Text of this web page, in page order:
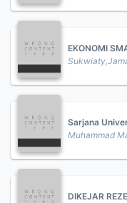
EKONOMI
Sarjana
Muhammad
DIKEJAR